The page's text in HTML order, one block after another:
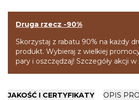
Druga rzecz -90%
Skorzystaj z rabatu 90% na każdy
produkt. Wybieraj z wielkiej
pary i oszczędzaj! Szczegóły akcji
JAKOŚĆ I CERTYFIKATY OPIS